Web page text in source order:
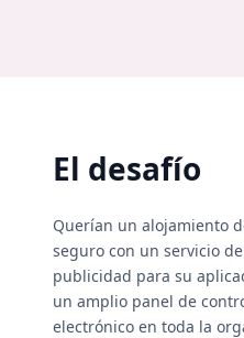
El desafío
Querían un alojamiento
seguro con un servicio
publicidad para su
un amplio panel de
electrónico en toda la